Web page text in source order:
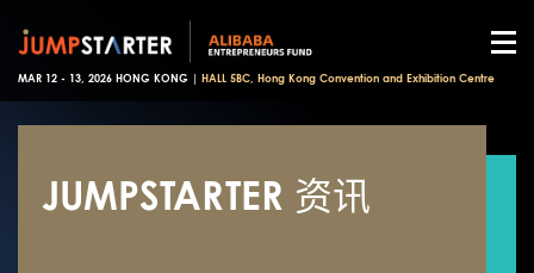
MAR 12 - 13, 2026 HONG KONG | HALL 5BC, Hong Kong Convention and Exhibition Centre
JUMPSTARTER 资讯